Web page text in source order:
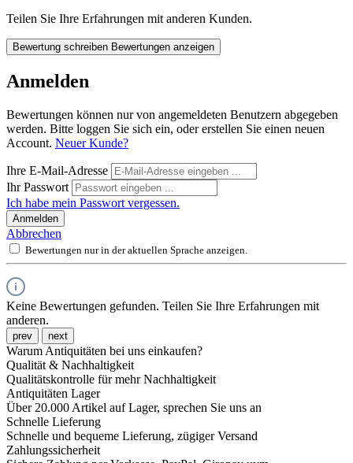
Teilen Sie Ihre Erfahrungen mit anderen Kunden.
Bewertung schreiben Bewertungen anzeigen
Anmelden
Bewertungen können nur von angemeldeten Benutzern abgegeben
werden. Bitte loggen Sie sich ein, oder erstellen Sie einen neuen
Account. Neuer Kunde?
Ihre E-Mail-Adresse
Ihr Passwort
Ich habe mein Passwort vergessen.
Anmelden
Abbrechen
Bewertungen nur in der aktuellen Sprache anzeigen.
Keine Bewertungen gefunden. Teilen Sie Ihre Erfahrungen mit
anderen.
prev next
Warum Antiquitäten bei uns einkaufen?
Qualität & Nachhaltigkeit
Qualitätskontrolle für mehr Nachhaltigkeit
Antiquitäten Lager
Über 20.000 Artikel auf Lager, sprechen Sie uns an
Schnelle Lieferung
Schnelle und bequeme Lieferung, zügiger Versand
Zahlungssicherheit